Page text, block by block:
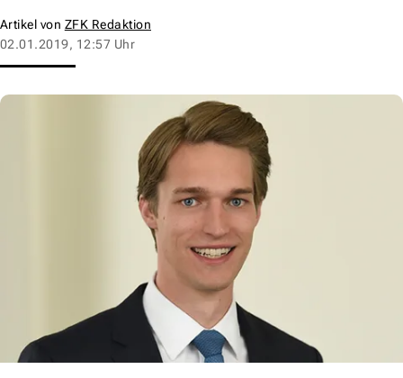
Artikel von ZFK Redaktion
02.01.2019, 12:57 Uhr